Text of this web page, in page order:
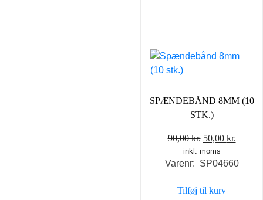
SPÆNDEBÅND 8MM (10
STK.)
90,00kr. Den
oprindelige
pris
90,00 kr..
50,00 kr.Den
pris
inkl. moms
Varenr: SP04660
Tilføj til kurv